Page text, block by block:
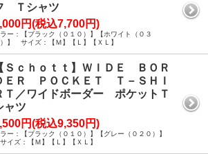
Ｔシャツ
円(税込7,700円)
ー：【ブラック（０１０）】【ホワイト（０３
）】 サイズ：【Ｍ】【Ｌ】【ＸＬ】
Ｓｃｈｏｔｔ】ＷＩＤＥ ＢＯＲ
ＥＲ ＰＯＣＫＥＴ Ｔ－ＳＨＩ
Ｔ／ワイドボーダー ポケットＴ
ャツ
円(税込9,350円)
ー：【ブラック（０１０）】【グレー（０２０）】
イズ：【Ｍ】【Ｌ】【ＸＬ】